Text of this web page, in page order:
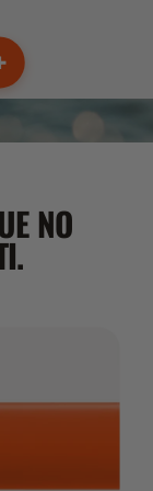
NO